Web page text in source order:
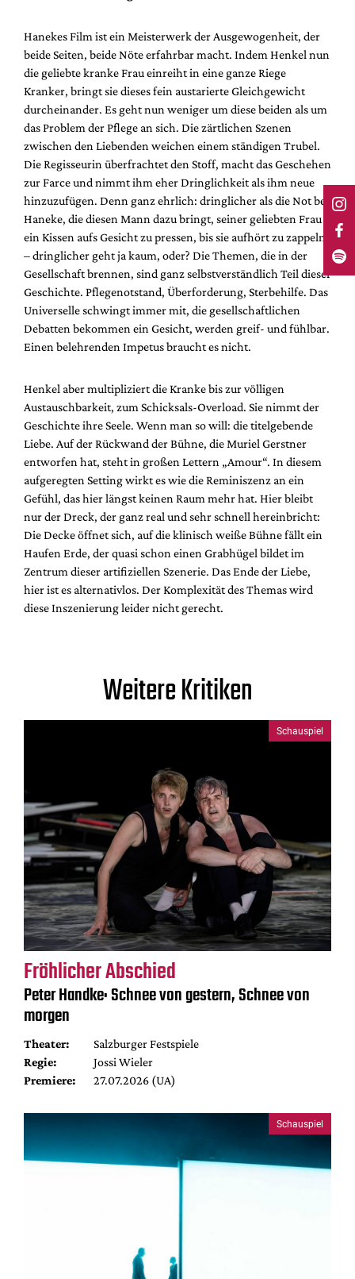
Hanekes Film ist ein Meisterwerk der Ausgewogenheit, der
beide Seiten, beide Nöte erfahrbar macht. Indem Henkel nun
die geliebte kranke Frau einreiht in eine ganze Riege
Kranker, bringt sie dieses fein austarierte Gleichgewicht
durcheinander. Es geht nun weniger um diese beiden als um
das Problem der Pflege an sich. Die zärtlichen Szenen
zwischen den Liebenden weichen einem ständigen Trubel.
Die Regisseurin überfrachtet den Stoff, macht das Geschehen
zur Farce und nimmt ihm eher Dringlichkeit als ihm neue
hinzuzufügen. Denn ganz ehrlich: dringlicher als die Not bei
Haneke, die diesen Mann dazu bringt, seiner geliebten Frau
ein Kissen aufs Gesicht zu pressen, bis sie aufhört zu zappeln
– dringlicher geht ja kaum, oder? Die Themen, die in der
Gesellschaft brennen, sind ganz selbstverständlich Teil dieser
Geschichte. Pflegenotstand, Überforderung, Sterbehilfe. Das
Universelle schwingt immer mit, die gesellschaftlichen
Debatten bekommen ein Gesicht, werden greif- und fühlbar.
Einen belehrenden Impetus braucht es nicht.
Henkel aber multipliziert die Kranke bis zur völligen
Austauschbarkeit, zum Schicksals-Overload. Sie nimmt der
Geschichte ihre Seele. Wenn man so will: die titelgebende
Liebe. Auf der Rückwand der Bühne, die Muriel Gerstner
entworfen hat, steht in großen Lettern „Amour“. In diesem
aufgeregten Setting wirkt es wie die Reminiszenz an ein
Gefühl, das hier längst keinen Raum mehr hat. Hier bleibt
nur der Dreck, der ganz real und sehr schnell hereinbricht:
Die Decke öffnet sich, auf die klinisch weiße Bühne fällt ein
Haufen Erde, der quasi schon einen Grabhügel bildet im
Zentrum dieser artifiziellen Szenerie. Das Ende der Liebe,
hier ist es alternativlos. Der Komplexität des Themas wird
diese Inszenierung leider nicht gerecht.
Weitere Kritiken
Schauspiel
Fröhlicher Abschied
Peter Handke: Schnee von gestern, Schnee von
morgen
Theater:
Salzburger Festspiele
Regie:
Jossi Wieler
Premiere:
27.07.2026 (UA)
Schauspiel